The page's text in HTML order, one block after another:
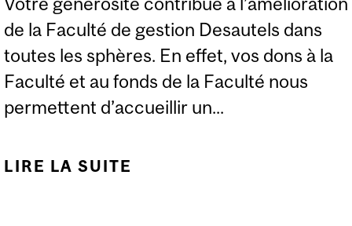
de la Faculté de gestion Desautels dans
toutes les sphères. En effet, vos dons à la
Faculté et au fonds de la Faculté nous
permettent d’accueillir un...
LIRE LA SUITE